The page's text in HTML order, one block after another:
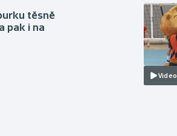
těsně
pak i na
Video